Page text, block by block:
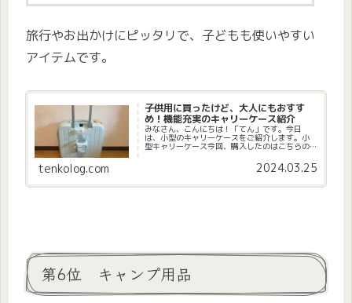
旅行やお出かけにピッタリで、子どもも使いやすい
アイテムです。
子供用に買ったけど、大人にもおすす
め！機能充実のキャリーケース紹介
みなさん、こんにちは！「てん」です。今日
は、小型のキャリーケースをご紹介します。小
型キャリーケース今回、購入したのはこちらの
ース 機内持ち込み キャリーバッグ 小型 スーツ
tenkolog.com 2024.03.25
第6位 キャンプ用品